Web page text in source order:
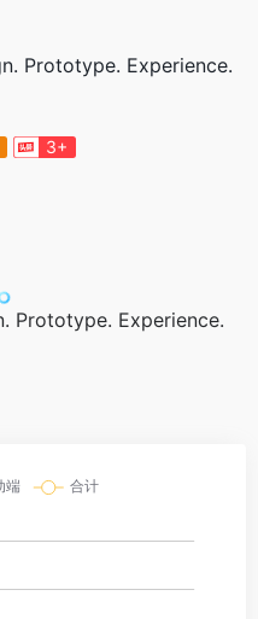
Prototype. Experience.
3+
Prototype. Experience.